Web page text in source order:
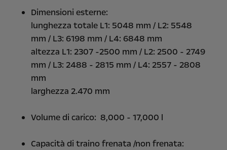
Dimensioni esterne:
lunghezza totale L1: 5048 mm / L2: 5548
mm / L3: 6198 mm / L4: 6848 mm
altezza L1: 2307 -2500 mm / L2: 2500 - 2749
mm / L3: 2488 - 2815 mm / L4: 2557 - 2808
mm
larghezza 2.470 mm
Volume di carico: 8,000 - 17,000 l
Capacità di traino frenata /non frenata: